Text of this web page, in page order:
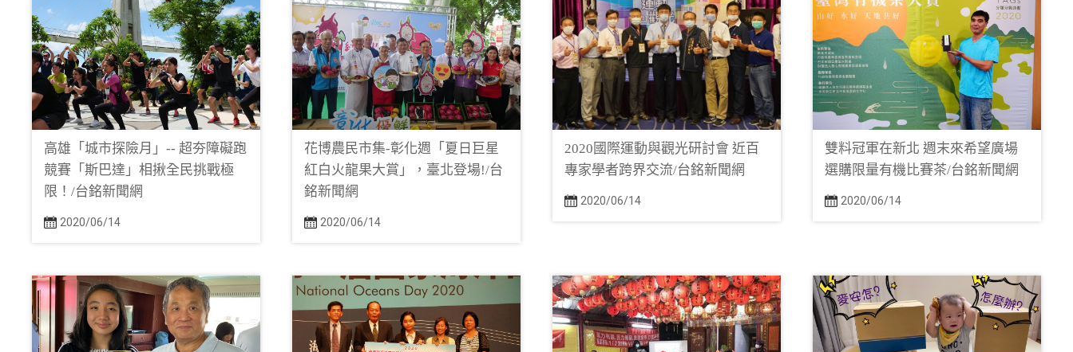
高雄「城市探險月」-- 超夯障礙跑
競賽「斯巴達」相揪全民挑戰極
限！/台銘新聞網
2020/06/14
花博農民市集-彰化週「夏日巨星
紅白火龍果大賞」，臺北登場!/台
銘新聞網
2020/06/14
2020國際運動與觀光研討會 近百
專家學者跨界交流/台銘新聞網
2020/06/14
雙料冠軍在新北 週末來希望廣場
選購限量有機比賽茶/台銘新聞網
2020/06/14